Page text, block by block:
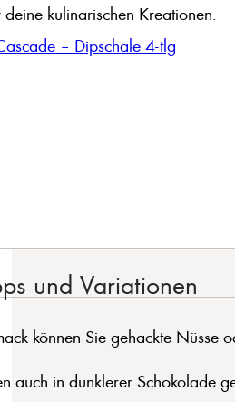
kulinarischen Kreationen.
– Dipschale 4-tlg
und Variationen
können Sie gehackte Nüsse
auch in dunklerer Schokolade